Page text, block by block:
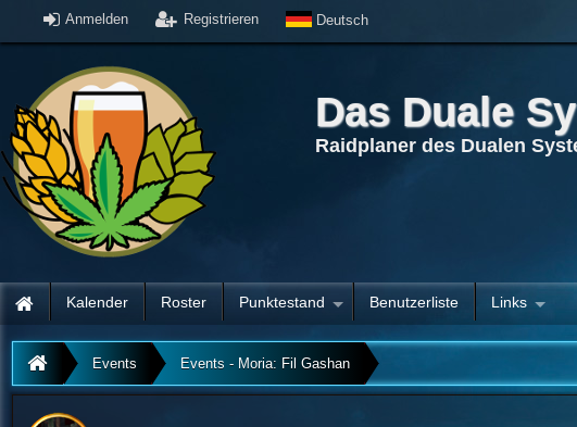
Anmelden Registrieren Deutsch
Das Duale
Raidplaner des Dualen
Kalender Roster Punktestand Benutzerliste Links
Events Events - Moria: Fil Gashan